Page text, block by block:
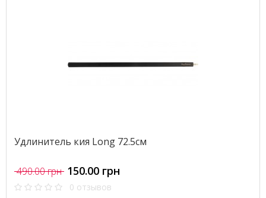
Удлинитель кия Long 72.5см
490.00 грн 150.00 грн
0 отзывов